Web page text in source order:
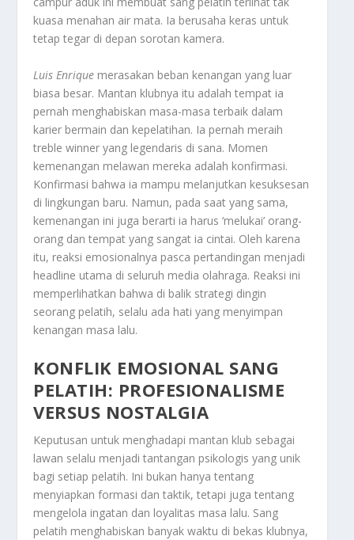
kuasa menahan air mata. Ia berusaha keras untuk
tetap tegar di depan sorotan kamera.
Luis Enrique merasakan beban kenangan yang luar
biasa besar. Mantan klubnya itu adalah tempat ia
pernah menghabiskan masa-masa terbaik dalam
karier bermain dan kepelatihan. Ia pernah meraih
treble winner yang legendaris di sana. Momen
kemenangan melawan mereka adalah konfirmasi.
Konfirmasi bahwa ia mampu melanjutkan kesuksesan
di lingkungan baru. Namun, pada saat yang sama,
kemenangan ini juga berarti ia harus ‘melukai’ orang-
orang dan tempat yang sangat ia cintai. Oleh karena
itu, reaksi emosionalnya pasca pertandingan menjadi
headline utama di seluruh media olahraga. Reaksi ini
memperlihatkan bahwa di balik strategi dingin
seorang pelatih, selalu ada hati yang menyimpan
kenangan masa lalu.
KONFLIK EMOSIONAL SANG
PELATIH: PROFESIONALISME
VERSUS NOSTALGIA
Keputusan untuk menghadapi mantan klub sebagai
lawan selalu menjadi tantangan psikologis yang unik
bagi setiap pelatih. Ini bukan hanya tentang
menyiapkan formasi dan taktik, tetapi juga tentang
mengelola ingatan dan loyalitas masa lalu. Sang
pelatih menghabiskan banyak waktu di bekas klubnya,